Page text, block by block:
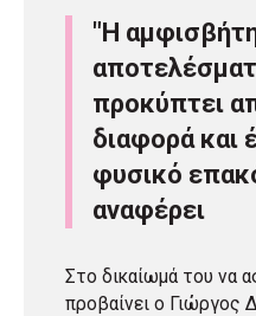
"Η
προκύπτει
διαφορά και
φυσικό
αναφέρει
Στο δικαίωμά του να
προβαίνει ο Γιώργος